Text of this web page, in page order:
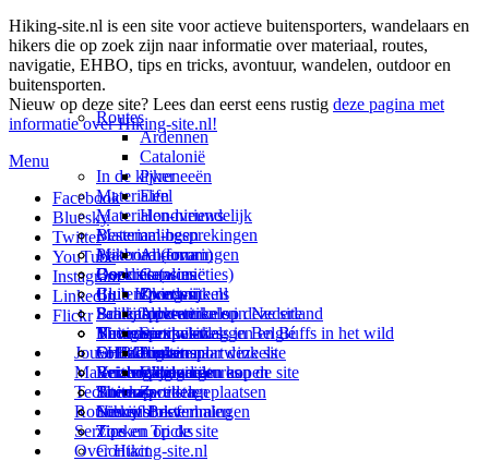
Hiking-site.nl is een site voor actieve buitensporters, wandelaars en
hikers die op zoek zijn naar informatie over materiaal, routes,
navigatie, EHBO, tips en tricks, avontuur, wandelen, outdoor en
buitensporten.
Nieuw op deze site? Lees dan eerst eens rustig deze pagina met
informatie over Hiking-site.nl!
Menu
Facebook
Bluesky
Twitter
YouTube
Instagram
LinkedIn
Flickr
Jouw Hiking-site.nl
Prikbord (forum)
Goodies (winacties)
Club Hiking-site.nl
Schrijfblok-artikelen
Virtuele exposities
Fotoalbums
Materialen: kiezen en kopen
In de kijker
Materialen
Materialen-nieuws
Materiaal-besprekingen
Materiaal-ervaringen
Boekrecensies
Buitensportwinkels
Buitensportwinkels in Nederland
Buitensportwinkels in Belgié
Online buitensportwinkels
Reisboekhandels
Technieken
Navigatie
EHBO
Verzorging
Thema-artikelen
Routes en Bestemmingen
Routes
Ardennen
Catalonië
Pyreneeën
Eifel
Hondvriendelijk
Bestemmingen
Andorra
Catalonië
Zweden
Paalkamperen
Thema-artikelen
Andorra
Catalonië
Zweden
Schrijfblokverhalen
Service
Buitensportvacatures
Buitensportstageplaatsen
Links
Tips en Tricks
Over Hiking-site.nl
Deze site
Over mij
Adverteren op deze site
Summit-vlaggen en Buffs in het wild
Linken naar deze site
Wijzigingen aan de site
Sitemap
Nieuwsbrief
Zoeken op de site
Contact